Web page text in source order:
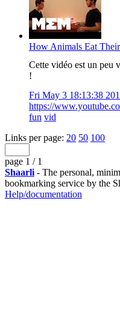
How Animals Eat
Cette vidéo est un peu
!
Fri May 3 18:13:38
https://
fun vid
Links per page: 20 50 100
page 1 / 1
Shaarli - The personal,
bookmarking service by the
Help/documentation